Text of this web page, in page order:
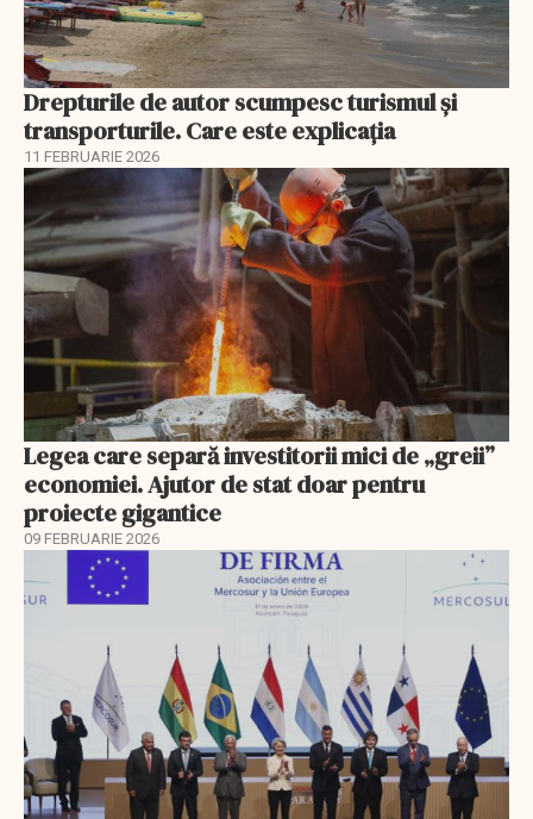
Drepturile de autor scumpesc turismul și
transporturile. Care este explicația
11 FEBRUARIE 2026
Legea care separă investitorii mici de „greii”
economiei. Ajutor de stat doar pentru
proiecte gigantice
09 FEBRUARIE 2026